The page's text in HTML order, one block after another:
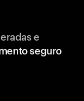
e
seguro